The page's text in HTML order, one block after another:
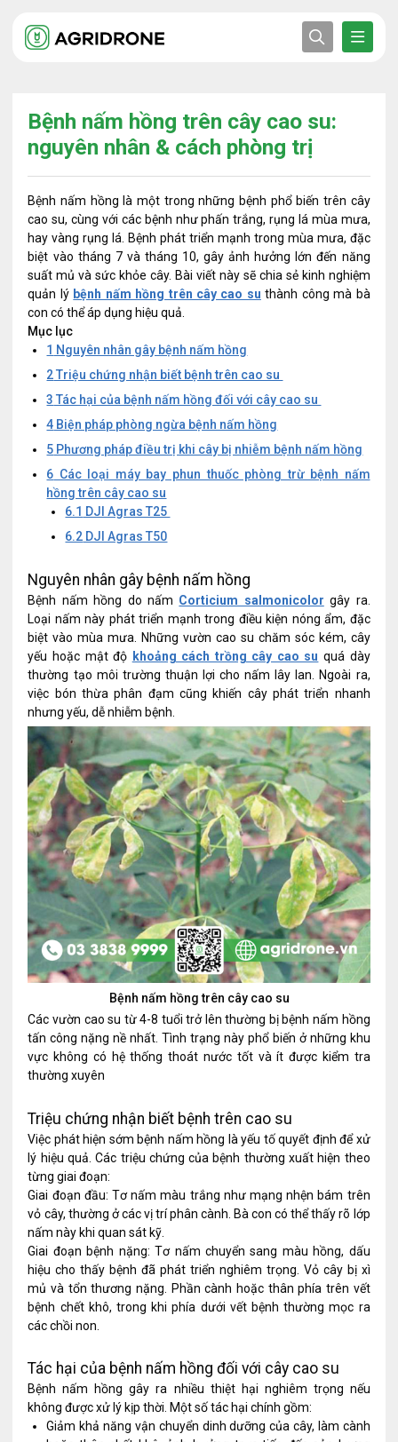
Bệnh nấm hồng trên cây cao su:
nguyên nhân & cách phòng trị
Bệnh nấm hồng là một trong những bệnh phổ biến trên cây
cao su, cùng với các bệnh như phấn trắng, rụng lá mùa mưa,
hay vàng rụng lá. Bệnh phát triển mạnh trong mùa mưa, đặc
biệt vào tháng 7 và tháng 10, gây ảnh hưởng lớn đến năng
suất mủ và sức khỏe cây. Bài viết này sẽ chia sẻ kinh nghiệm
quản lý bệnh nấm hồng trên cây cao su thành công mà bà
con có thể áp dụng hiệu quả.
Mục lục
1 Nguyên nhân gây bệnh nấm hồng
2Triệu chứng nhận biết bệnh trên cao su
3 Tác hại của bệnh nấm hồng đối với cây cao su
4 Biện pháp phòng ngừa bệnh nấm hồng
5 Phương pháp điều trị khi cây bị nhiễm bệnh nấm hồng
6 Các loại máy bay phun thuốc phòng trừ bệnh nấm
hồng trên cây cao su
6.1 DJI Agras T25
6.2 DJI Agras T50
Nguyên nhân gây bệnh nấm hồng
Bệnh nấm hồng do nấm Corticium salmonicolor gây ra.
Loại nấm này phát triển mạnh trong điều kiện nóng ẩm, đặc
biệt vào mùa mưa. Những vườn cao su chăm sóc kém, cây
yếu hoặc mật độ khoảng cách trồng cây cao su quá dày
thường tạo môi trường thuận lợi cho nấm lây lan. Ngoài ra,
việc bón thừa phân đạm cũng khiến cây phát triển nhanh
nhưng yếu, dễ nhiễm bệnh.
Bệnh nấm hồng trên cây cao su
Các vườn cao su từ 4-8 tuổi trở lên thường bị bệnh nấm hồng
tấn công nặng nề nhất. Tình trạng này phổ biến ở những khu
vực không có hệ thống thoát nước tốt và ít được kiểm tra
thường xuyên
Triệu chứng nhận biết bệnh trên cao su
Việc phát hiện sớm bệnh nấm hồng là yếu tố quyết định để xử
lý hiệu quả. Các triệu chứng của bệnh thường xuất hiện theo
từng giai đoạn:
Giai đoạn đầu: Tơ nấm màu trắng như mạng nhện bám trên
vỏ cây, thường ở các vị trí phân cành. Bà con có thể thấy rõ lớp
nấm này khi quan sát kỹ.
Giai đoạn bệnh nặng: Tơ nấm chuyển sang màu hồng, dấu
hiệu cho thấy bệnh đã phát triển nghiêm trọng. Vỏ cây bị xì
mủ và tổn thương nặng. Phần cành hoặc thân phía trên vết
bệnh chết khô, trong khi phía dưới vết bệnh thường mọc ra
các chồi non.
Tác hại của bệnh nấm hồng đối với cây cao su
Bệnh nấm hồng gây ra nhiều thiệt hại nghiêm trọng nếu
không được xử lý kịp thời. Một số tác hại chính gồm:
Giảm khả năng vận chuyển dinh dưỡng của cây, làm cành